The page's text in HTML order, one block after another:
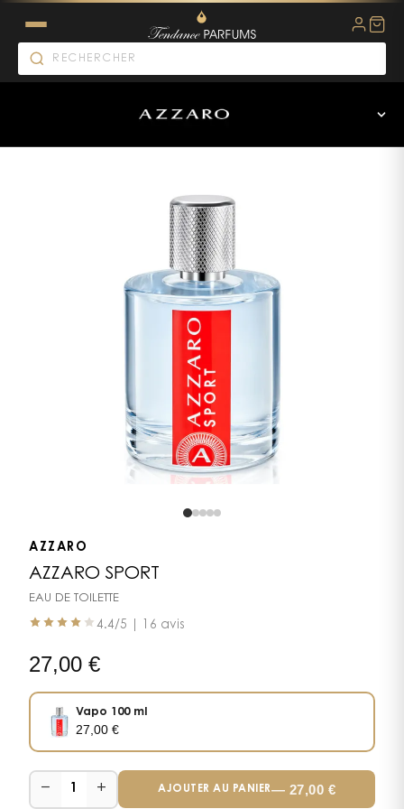
AZZARO
AZZARO SPORT
EAU DE TOILETTE
4.4/5 | 16 avis
27,00 €
Vapo 100 ml
27,00€
− 1 + AJOUTER AU PANIER— 27,00 €